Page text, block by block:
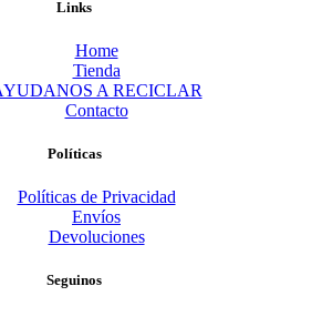
Links
Home
Tienda
A RECICLAR
Contacto
Políticas
Políticas de Privacidad
Envíos
Devoluciones
Seguinos